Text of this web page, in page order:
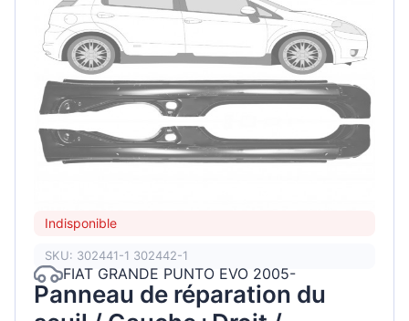
Indisponible
SKU: 302441-1 302442-1
FIAT GRANDE PUNTO EVO 2005-
Panneau de réparation du